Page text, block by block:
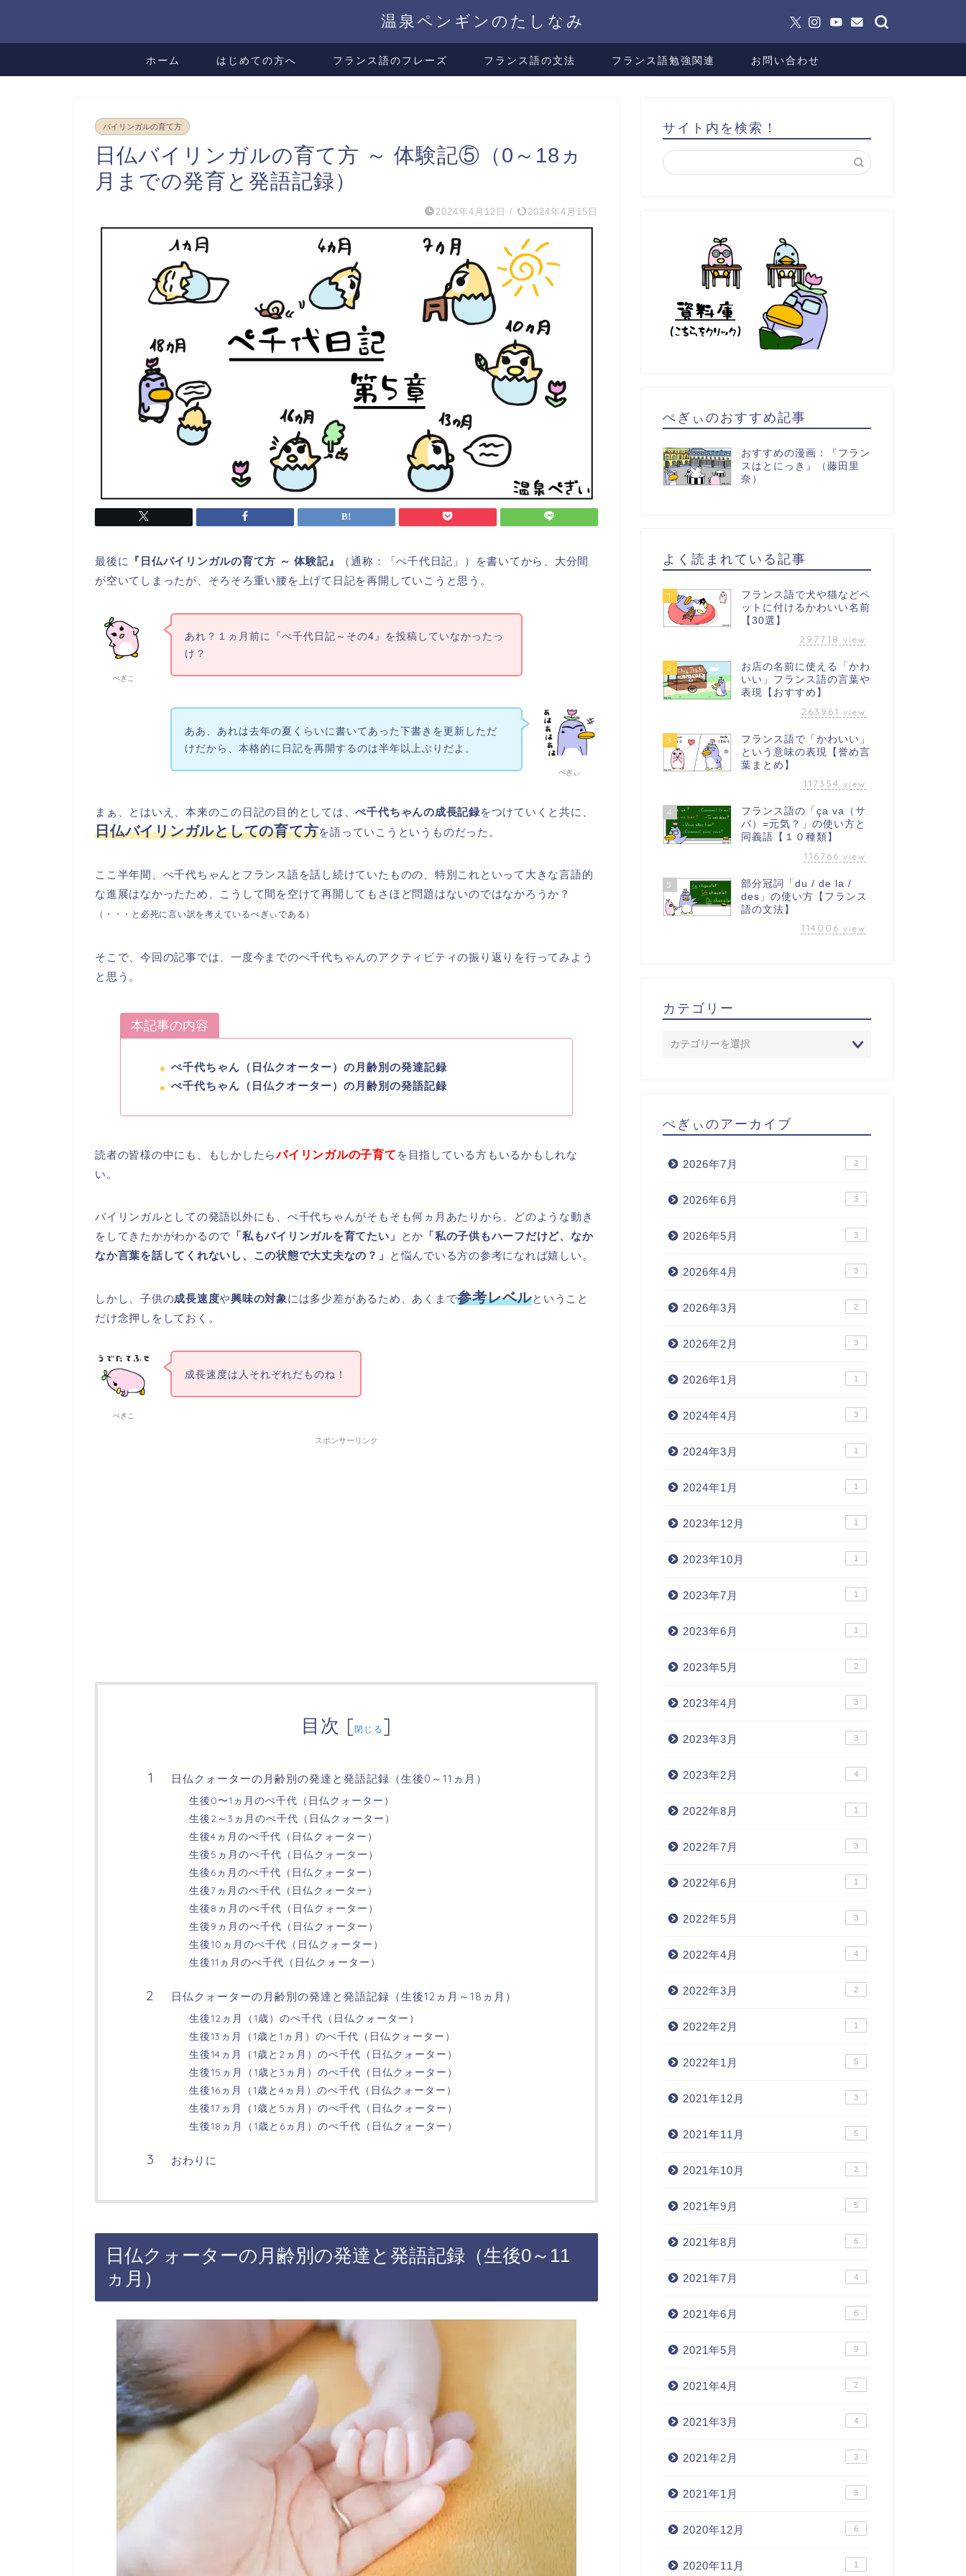
温泉ペンギンのたしなみ
ホーム はじめての方へ フランス語のフレーズ フランス語の文法 フランス語勉強関連 お問い合わせ
バイリンガルの育て方
日仏バイリンガルの育て方 ～ 体験記⑤（0～18ヵ
月までの発育と発語記録）
2024年4月12日 / 2024年4月15日
最後に 『日仏バイリンガルの育て方 ～ 体験記』
（通称：「ぺ千代日記」）を書いてから、大分間
が空いてしまったが、そろそろ重い腰を上げて日記を再開していこうと思う。
ぺぎこ
あれ？１ヵ月前に『ぺ千代日記～その4』を投稿していなかったっ
け？
ぺぎぃ
ああ、あれは去年の夏くらいに書いてあった下書きを更新しただ
けだから、本格的に日記を再開するのは半年以上ぶりだよ。
まぁ、とはいえ、本来のこの日記の目的としては、ぺ千代ちゃんの成長記録をつけていくと共に、
日仏バイリンガルとしての育て方を語っていこうというものだった。
ここ半年間、ぺ千代ちゃんとフランス語を話し続けていたものの、特別これといって大きな言語的
な進展はなかったため、こうして間を空けて再開してもさほど問題はないのではなかろうか？
（・・・と必死に言い訳を考えているぺぎぃである）
そこで、今回の記事では、一度今までのぺ千代ちゃんのアクティビティの振り返りを行ってみよう
と思う。
本記事の内容
ぺ千代ちゃん（日仏クオーター）の月齢別の発達記録
ぺ千代ちゃん（日仏クオーター）の月齢別の発語記録
読者の皆様の中にも、もしかしたらバイリンガルの子育て を目指している方もいるかもしれな
い。
バイリンガルとしての発語以外にも、ぺ千代ちゃんがそもそも何ヵ月あたりから、どのような動き
をしてきたかがわかるので 「私もバイリンガルを育てたい」 とか 「私の子供もハーフだけど、なか
なか言葉を話してくれないし、この状態で大丈夫なの？」
と悩んでいる方の参考になれば嬉しい。
しかし、子供の成長速度や興味の対象には多少差があるため、あくまで参考レベルということ
だけ念押しをしておく。
ぺぎこ
成長速度は人それぞれだものね！
スポンサーリンク
目次 [閉じる ]
日仏クォーターの月齢別の発達と発語記録（生後0～11ヵ月）
生後0〜1ヵ月のぺ千代（日仏クォーター）
生後2～3ヵ月のぺ千代（日仏クォーター）
生後4ヵ月のぺ千代（日仏クォーター）
生後5ヵ月のぺ千代（日仏クォーター）
生後6ヵ月のぺ千代（日仏クォーター）
生後7ヵ月のぺ千代（日仏クォーター）
生後8ヵ月のぺ千代（日仏クォーター）
生後9ヵ月のぺ千代（日仏クォーター）
生後10ヵ月のぺ千代（日仏クォーター）
生後11ヵ月のぺ千代（日仏クォーター）
日仏クォーターの月齢別の発達と発語記録（生後12ヵ月～18ヵ月）
生後12ヵ月（1歳）のぺ千代（日仏クォーター）
生後13ヵ月（1歳と1ヵ月）のぺ千代（日仏クォーター）
生後14ヵ月（1歳と2ヵ月）のぺ千代（日仏クォーター）
生後15ヵ月（1歳と3ヵ月）のぺ千代（日仏クォーター）
生後16ヵ月（1歳と4ヵ月）のぺ千代（日仏クォーター）
生後17ヵ月（1歳と5ヵ月）のぺ千代（日仏クォーター）
生後18ヵ月（1歳と6ヵ月）のぺ千代（日仏クォーター）
おわりに
日仏クォーターの月齢別の発達と発語記録（生後0～11
ヵ月）
サイト内を検索！
ぺぎぃのおすすめ記事
おすすめの漫画：『フラン
スはとにっき』（藤田里
奈）
よく読まれている記事
1
フランス語で犬や猫などペ
ットに付けるかわいい名前
【30選】
297718 view
2
お店の名前に使える「かわ
いい」フランス語の言葉や
表現【おすすめ】
263961 view
3
フランス語で「かわいい」
という意味の表現【誉め言
葉まとめ】
117354 view
4
フランス語の「ça va（サ
バ）=元気？」の使い方と
同義語【１０種類】
116766 view
5
部分冠詞「du / de la /
des」の使い方【フランス
語の文法】
114006 view
カテゴリー
ぺぎぃのアーカイブ
2026年7月 2
2026年6月 3
2026年5月 3
2026年4月 3
2026年3月 2
2026年2月 3
2026年1月 1
2024年4月 3
2024年3月 1
2024年1月 1
2023年12月 1
2023年10月 1
2023年7月 1
2023年6月 1
2023年5月 2
2023年4月 3
2023年3月 3
2023年2月 4
2022年8月 1
2022年7月 3
2022年6月 1
2022年5月 3
2022年4月 4
2022年3月 2
2022年2月 1
2022年1月 5
2021年12月 3
2021年11月 5
2021年10月 2
2021年9月 5
2021年8月 6
2021年7月 4
2021年6月 6
2021年5月 9
2021年4月 2
2021年3月 4
2021年2月 3
2021年1月 5
2020年12月 6
2020年11月 1